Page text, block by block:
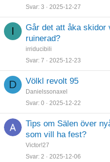
Svar 3 2025-12-27
I
Går det att åka skidor
ruinerad?
irriducibili
Svar 7 2025-12-23
D Völkl revolt 95
Danielssonaxel
Svar 0 2025-12-22
Tips om Sälen över
som vill ha fest?
Victor!27
Svar 2 2025-12-06